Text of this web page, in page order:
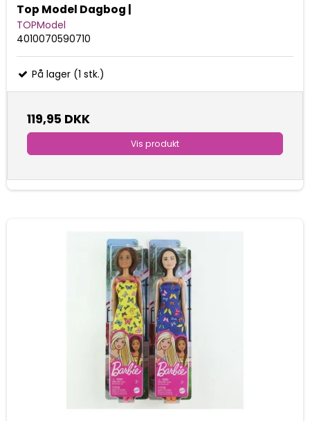
Top Model Dagbog |
TOPModel
4010070590710
På lager (1 stk.)
119,95 DKK
Vis produkt